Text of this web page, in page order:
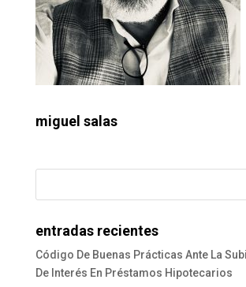
miguel salas
entradas recientes
Código De Buenas Prácticas Ante La
De Interés En Préstamos Hipotecarios